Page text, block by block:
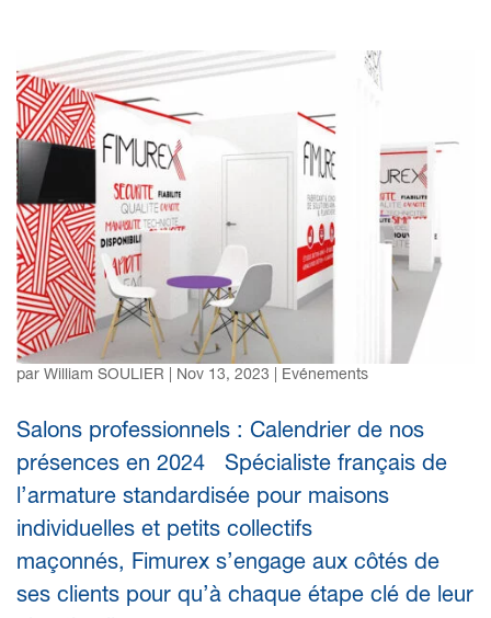
Retrouvez-nous sur les prochains Salons Professionnels –
2024
par William SOULIER Nov 13, 2023 Evénements
Salons professionnels : Calendrier de nos
présences en 2024 Spécialiste français de
l’armature standardisée pour maisons
individuelles et petits collectifs
maçonnés, Fimurex s’engage aux côtés de
ses clients pour qu’à chaque étape clé de leur